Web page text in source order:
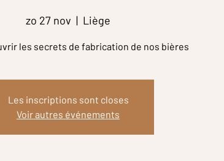
zo 27 nov
  |
Liège
les secrets de fabrication de nos bières
Les inscriptions sont closes
Voir autres événements